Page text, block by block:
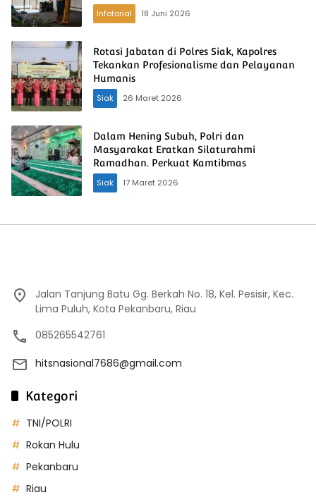
Infotorial
18 Juni 2026
Rotasi Jabatan di Polres Siak, Kapolres
Tekankan Profesionalisme dan Pelayanan
Humanis
Siak
26 Maret 2026
Dalam Hening Subuh, Polri dan
Masyarakat Eratkan Silaturahmi
Ramadhan. Perkuat Kamtibmas
Siak
17 Maret 2026
Jalan Tanjung Batu Gg. Berkah No. 18, Kel. Pesisir, Kec.
Lima Puluh, Kota Pekanbaru, Riau
085265542761
hitsnasional7686@gmail.com
Kategori
TNI/POLRI
Rokan Hulu
Pekanbaru
Riau